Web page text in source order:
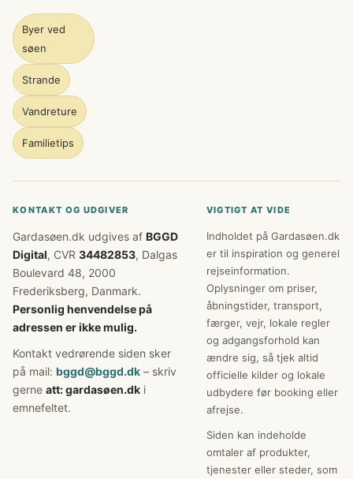
Byer ved
søen
Strande
Vandreture
Familietips
KONTAKT OG UDGIVER
Gardasøen.dk udgives af BGGD
Digital, CVR 34482853, Dalgas
Boulevard 48, 2000
Frederiksberg, Danmark.
Personlig henvendelse på
adressen er ikke mulig.
Kontakt vedrørende siden sker
på mail: bggd@bggd.dk – skriv
gerne att: gardasøen.dk i
emnefeltet.
VIGTIGT AT VIDE
Indholdet på Gardasøen.dk
er til inspiration og generel
rejseinformation.
Oplysninger om priser,
åbningstider, transport,
færger, vejr, lokale regler
og adgangsforhold kan
ændre sig, så tjek altid
officielle kilder og lokale
udbydere før booking eller
afrejse.
Siden kan indeholde
omtaler af produkter,
tjenester eller steder, som